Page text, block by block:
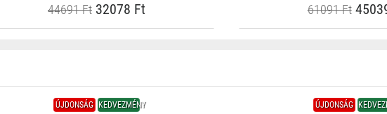
44691 Ft32078 Ft 61091 Ft
ÚJDONSÁG KEDVEZMÉNY ÚJDONSÁG